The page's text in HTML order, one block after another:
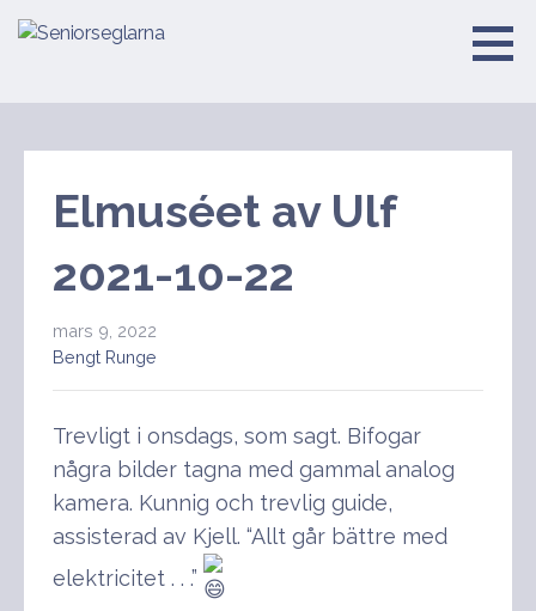
till
Elmuséet av Ulf
2021-10-22
mars 9, 2022
Bengt Runge
Trevligt i onsdags, som sagt. Bifogar
några bilder tagna med gammal analog
kamera. Kunnig och trevlig guide,
assisterad av Kjell. “Allt går bättre med
elektricitet . . .”